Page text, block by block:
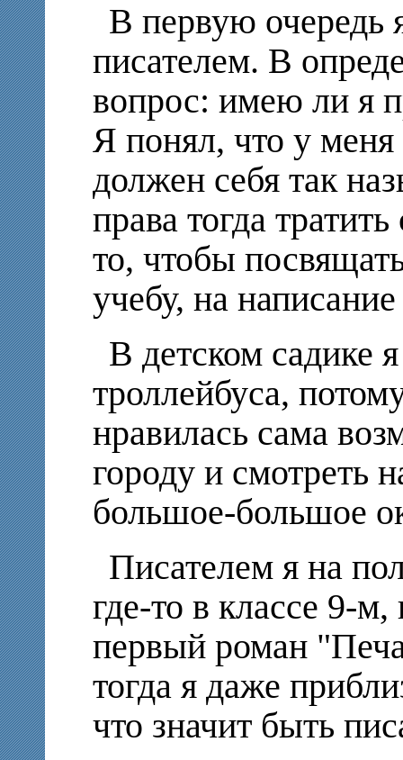
В первую
писателем. В
вопрос: имею ли я
Я понял, что у меня
должен себя так
права тогда
то, чтобы
учебу, на
В детском садике
троллейбуса,
нравилась сама
городу и смотреть
большое-большое
Писателем я на
где-то в классе 9-м,
первый роман
тогда я даже
что значит быть